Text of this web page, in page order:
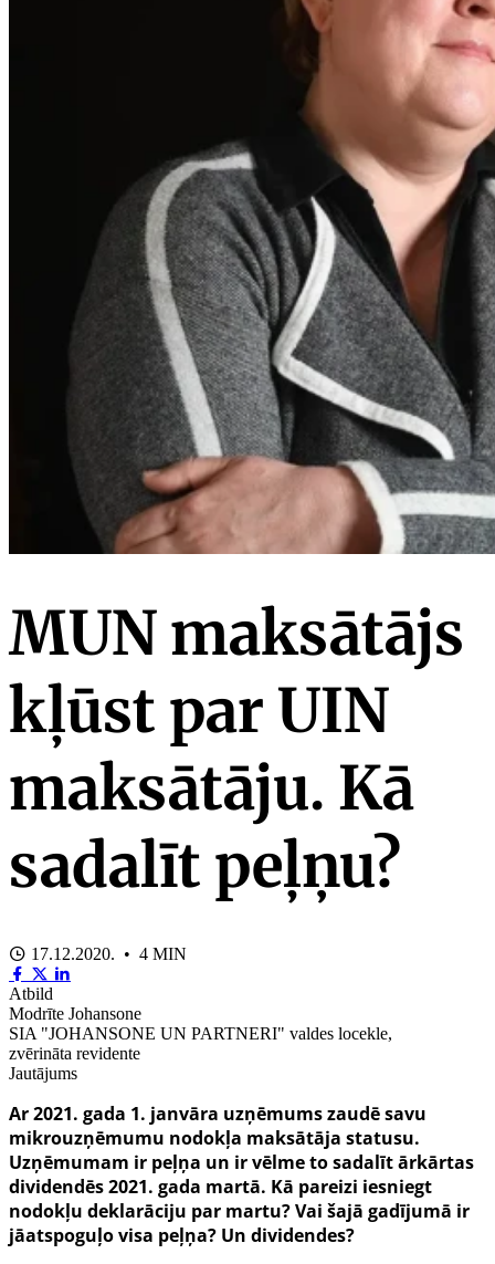
MUN maksātājs
kļūst par UIN
maksātāju. Kā
sadalīt peļņu?
17.12.2020. • 4 MIN
Atbild
Modrīte Johansone
SIA "JOHANSONE UN PARTNERI" valdes locekle,
zvērināta revidente
Jautājums
Ar 2021. gada 1. janvāra uzņēmums zaudē savu
mikrouzņēmumu nodokļa maksātāja statusu.
Uzņēmumam ir peļņa un ir vēlme to sadalīt ārkārtas
dividendēs 2021. gada martā. Kā pareizi iesniegt
nodokļu deklarāciju par martu? Vai šajā gadījumā ir
jāatspoguļo visa peļņa? Un dividendes?